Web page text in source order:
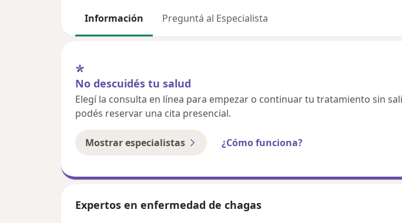
Información Preguntá al Especialista
No descuidés tu salud
Elegí la consulta en línea para empezar o continuar tu tratamiento sin
podés reservar una cita presencial.
Mostrar especialistas ¿Cómo funciona?
Expertos en enfermedad de chagas